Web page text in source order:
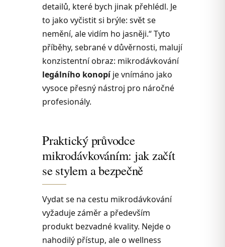
detailů, které bych jinak přehlédl. Je
to jako vyčistit si brýle: svět se
nemění, ale vidím ho jasněji.“ Tyto
příběhy, sebrané v důvěrnosti, malují
konzistentní obraz: mikrodávkování
legálního konopíje vnímáno jako
vysoce přesný nástroj pro náročné
profesionály.
Praktický průvodce
mikrodávkováním: jak začít
se stylem a bezpečně
Vydat se na cestu mikrodávkování
vyžaduje záměr a především
produkt bezvadné kvality. Nejde o
nahodilý přístup, ale o wellness